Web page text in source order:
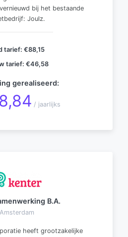
bij het bestaande
Joulz.
tarief: €88,15
tarief: €46,58
gerealiseerd:
/ jaarlijks
B.A.
Amsterdam
heeft grootzakelijke